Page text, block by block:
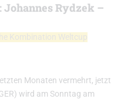
Rydzek –
Monaten vermehrt, jetzt
wird am Sonntag am